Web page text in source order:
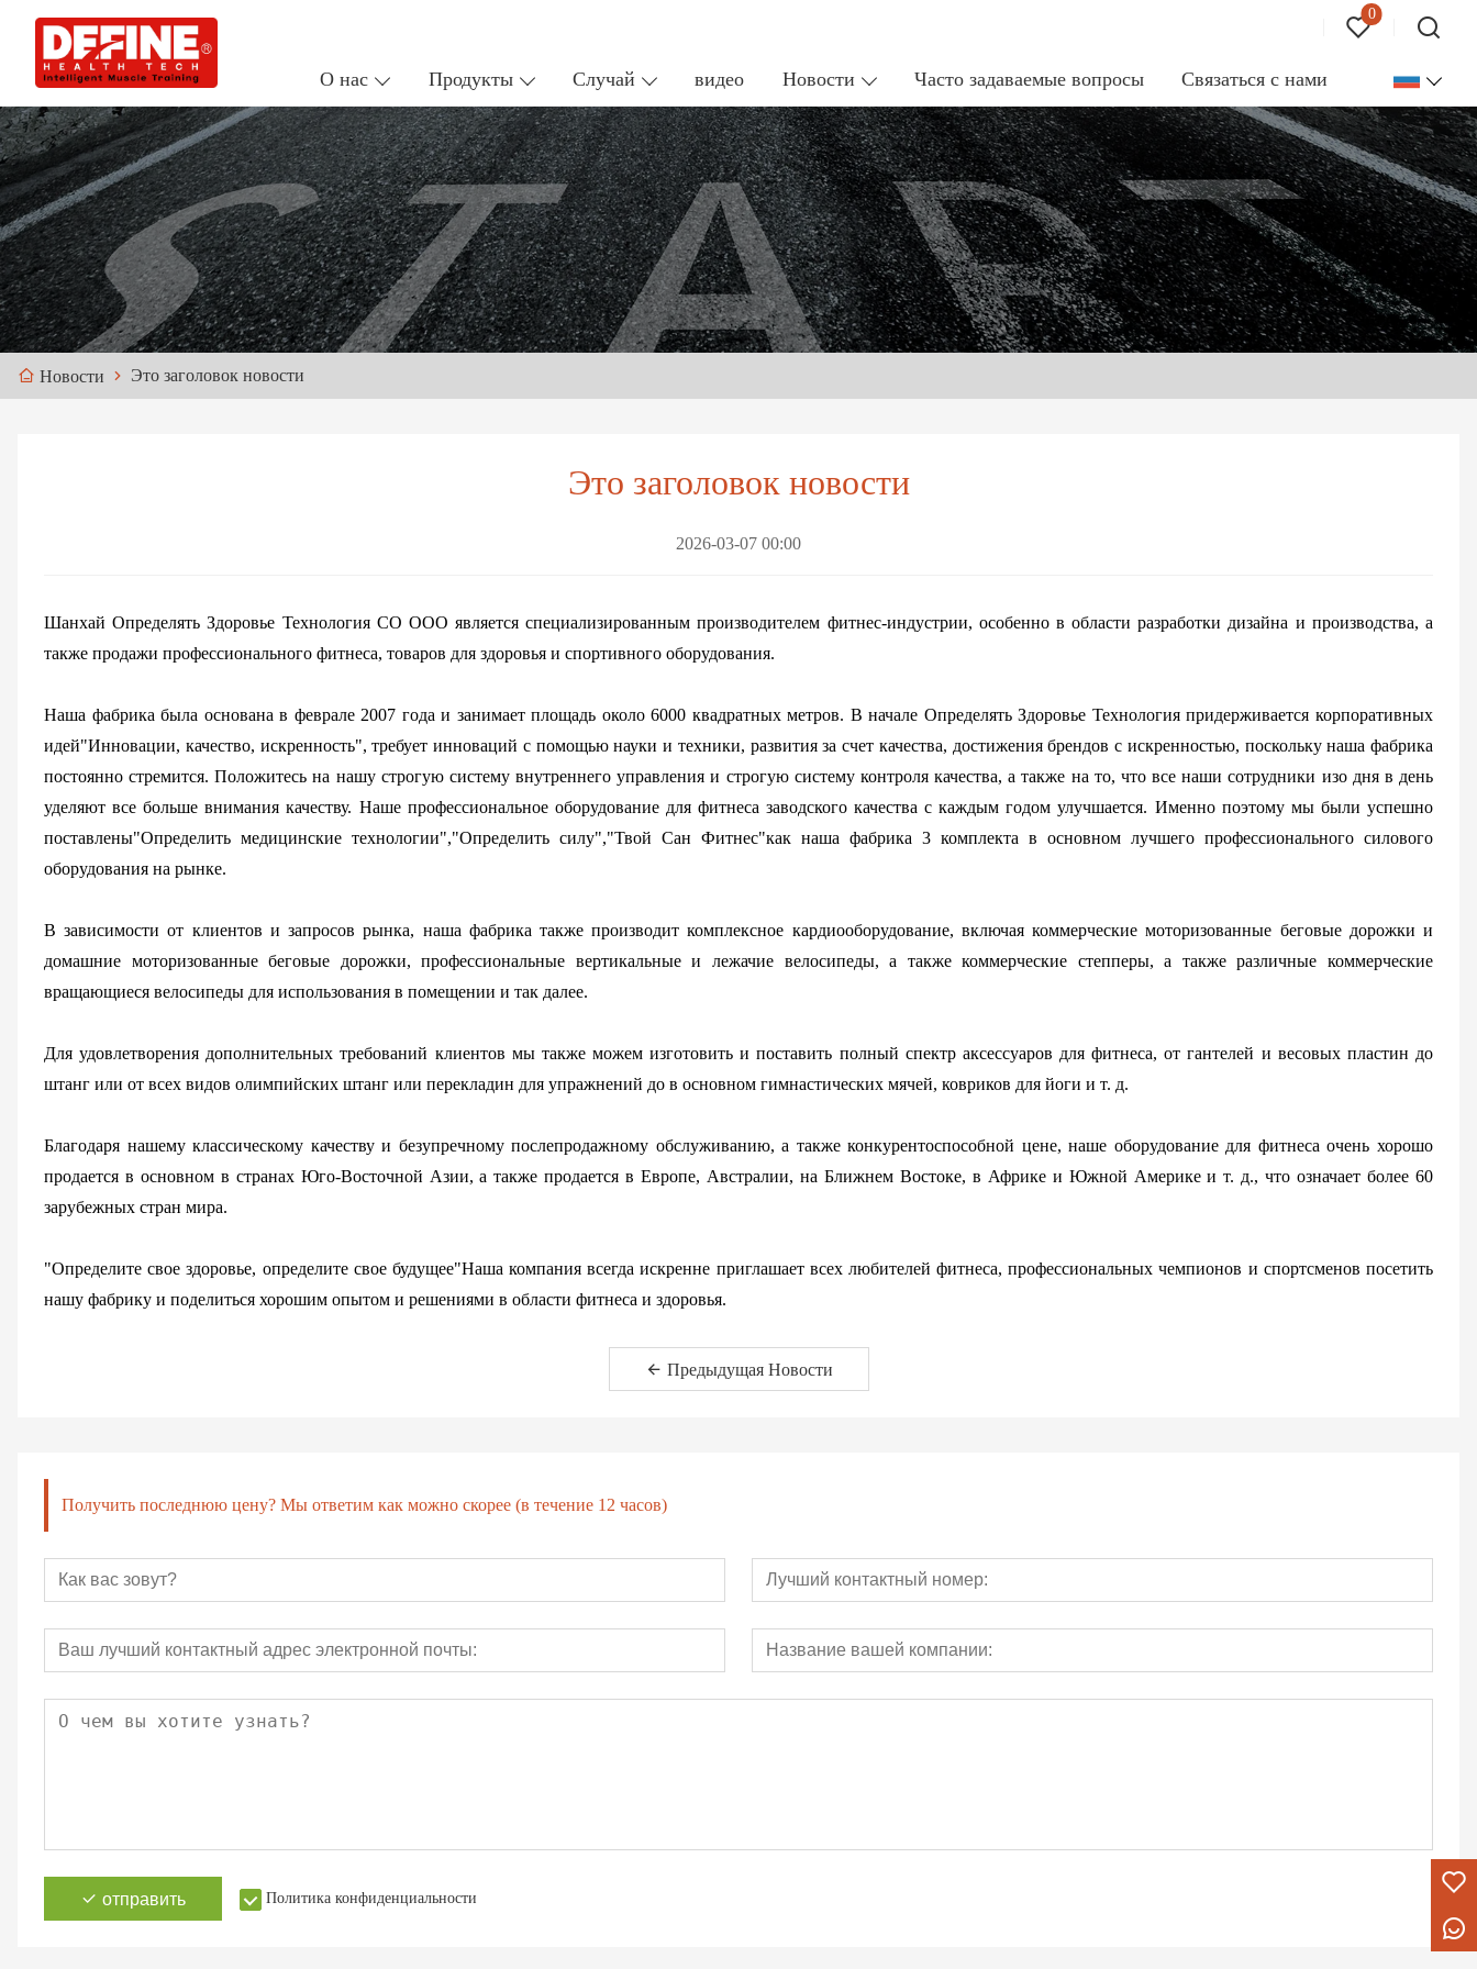
0
О нас Продукты Случай видео Новости Часто задаваемые вопросы Связаться с нами
Новости Это заголовок новости
Это заголовок новости
2026-03-07 00:00
Шанхай Определять Здоровье Технология СО ООО является специализированным производителем фитнес-индустрии, особенно в области разработки дизайна и производства, а
также продажи профессионального фитнеса, товаров для здоровья и спортивного оборудования.
Наша фабрика была основана в феврале 2007 года и занимает площадь около 6000 квадратных метров. В начале Определять Здоровье Технология придерживается корпоративных
идей"Инновации, качество, искренность", требует инноваций с помощью науки и техники, развития за счет качества, достижения брендов с искренностью, поскольку наша фабрика
постоянно стремится. Положитесь на нашу строгую систему внутреннего управления и строгую систему контроля качества, а также на то, что все наши сотрудники изо дня в день
уделяют все больше внимания качеству. Наше профессиональное оборудование для фитнеса заводского качества с каждым годом улучшается. Именно поэтому мы были успешно
поставлены"Определить медицинские технологии","Определить силу","Твой Сан Фитнес"как наша фабрика 3 комплекта в основном лучшего профессионального силового
оборудования на рынке.
В зависимости от клиентов и запросов рынка, наша фабрика также производит комплексное кардиооборудование, включая коммерческие моторизованные беговые дорожки и
домашние моторизованные беговые дорожки, профессиональные вертикальные и лежачие велосипеды, а также коммерческие степперы, а также различные коммерческие
вращающиеся велосипеды для использования в помещении и так далее.
Для удовлетворения дополнительных требований клиентов мы также можем изготовить и поставить полный спектр аксессуаров для фитнеса, от гантелей и весовых пластин до
штанг или от всех видов олимпийских штанг или перекладин для упражнений до в основном гимнастических мячей, ковриков для йоги и т. д.
Благодаря нашему классическому качеству и безупречному послепродажному обслуживанию, а также конкурентоспособной цене, наше оборудование для фитнеса очень хорошо
продается в основном в странах Юго-Восточной Азии, а также продается в Европе, Австралии, на Ближнем Востоке, в Африке и Южной Америке и т. д., что означает более 60
зарубежных стран мира.
"Определите свое здоровье, определите свое будущее"Наша компания всегда искренне приглашает всех любителей фитнеса, профессиональных чемпионов и спортсменов посетить
нашу фабрику и поделиться хорошим опытом и решениями в области фитнеса и здоровья.
Предыдущая Hовости
Получить последнюю цену? Мы ответим как можно скорее (в течение 12 часов)
отправить Политика конфиденциальности